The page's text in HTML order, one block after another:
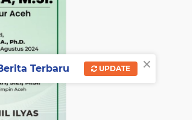
×
Terbaru UPDATE